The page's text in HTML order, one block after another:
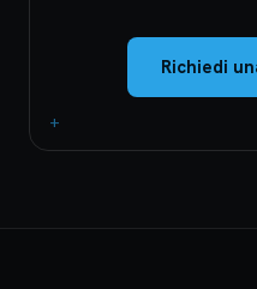
+
Richiedi